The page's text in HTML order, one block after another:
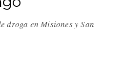
droga en Misiones y San